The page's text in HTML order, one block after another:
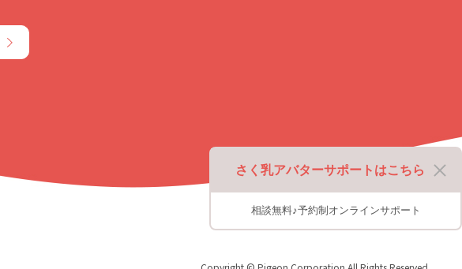
さく乳アバターサポートはこちら
相談無料♪予約制オンラインサポート